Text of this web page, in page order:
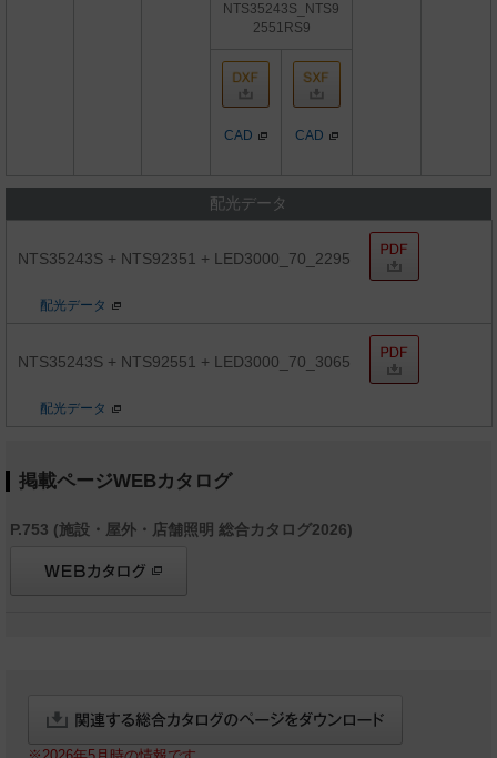
NTS35243S_NTS9
2551RS9
CAD CAD
配光データ
NTS35243S + NTS92351 + LED3000_70_2295
配光データ
NTS35243S + NTS92551 + LED3000_70_3065
配光データ
掲載ページWEBカタログ
P.753 (施設・屋外・店舗照明 総合カタログ2026)